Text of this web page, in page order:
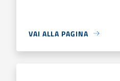
VAI ALLA PAGINA